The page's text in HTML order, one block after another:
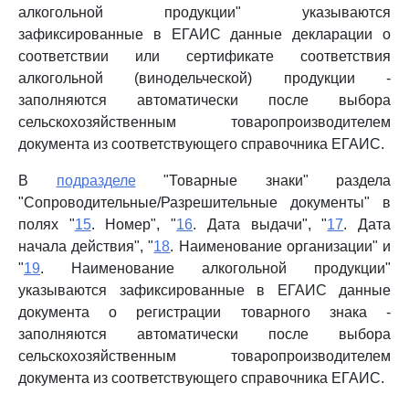
алкогольной продукции" указываются
зафиксированные в ЕГАИС данные декларации о
соответствии или сертификате соответствия
алкогольной (винодельческой) продукции -
заполняются автоматически после выбора
сельскохозяйственным товаропроизводителем
документа из соответствующего справочника ЕГАИС.
В подразделе"Товарные знаки" раздела
"Сопроводительные/Разрешительные документы" в
полях "15. Номер", "16. Дата выдачи", "17. Дата
начала действия", "18. Наименование организации" и
"19. Наименование алкогольной продукции"
указываются зафиксированные в ЕГАИС данные
документа о регистрации товарного знака -
заполняются автоматически после выбора
сельскохозяйственным товаропроизводителем
документа из соответствующего справочника ЕГАИС.